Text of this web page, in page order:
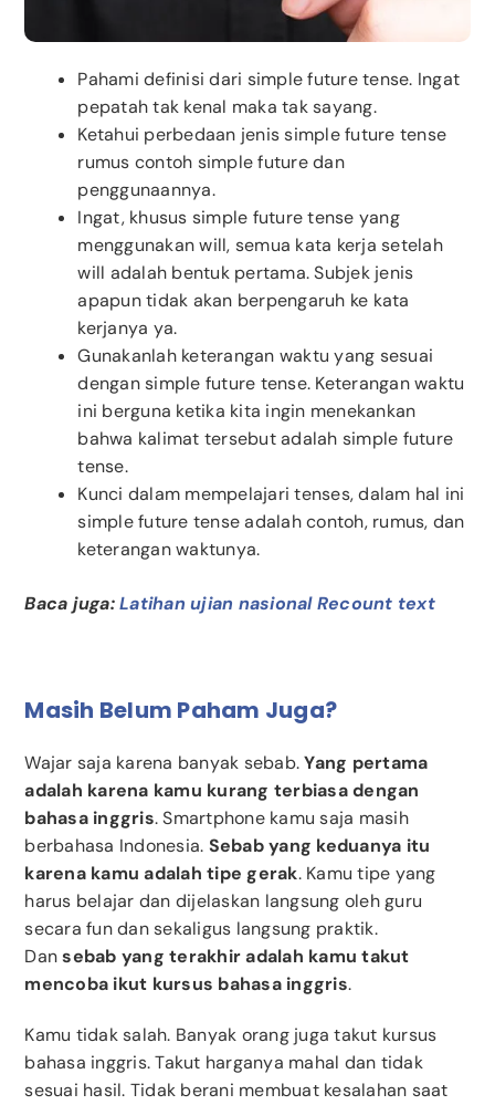
Pahami definisi dari simple future tense. Ingat
pepatah tak kenal maka tak sayang.
Ketahui perbedaan jenis simple future tense
rumus contoh simple future dan
penggunaannya.
Ingat, khusus simple future tense yang
menggunakan will, semua kata kerja setelah
will adalah bentuk pertama. Subjek jenis
apapun tidak akan berpengaruh ke kata
kerjanya ya.
Gunakanlah keterangan waktu yang sesuai
dengan simple future tense. Keterangan waktu
ini berguna ketika kita ingin menekankan
bahwa kalimat tersebut adalah simple future
tense.
Kunci dalam mempelajari tenses, dalam hal ini
simple future tense adalah contoh, rumus, dan
keterangan waktunya.
Baca juga:Latihan ujian nasional Recount text
Masih Belum Paham Juga?
Wajar saja karena banyak sebab.Yang pertama
adalah karena kamu kurang terbiasa dengan
bahasa inggris. Smartphone kamu saja masih
berbahasa Indonesia. Sebab yang keduanya itu
karena kamu adalah tipe gerak. Kamu tipe yang
harus belajar dan dijelaskan langsung oleh guru
secara fun dan sekaligus langsung praktik.
Dansebab yang terakhir adalah kamu takut
mencoba ikut kursus bahasa inggris.
Kamu tidak salah. Banyak orang juga takut kursus
bahasa inggris. Takut harganya mahal dan tidak
sesuai hasil. Tidak berani membuat kesalahan saat